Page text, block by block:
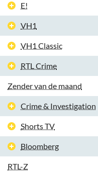
E!
VH1
VH1 Classic
RTL Crime
Zender van de maand
Crime & Investigation
Shorts TV
Bloomberg
RTL-Z